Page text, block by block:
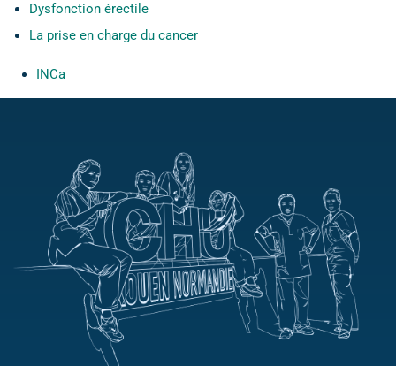
Dysfonction érectile
La prise en charge du cancer
INCa